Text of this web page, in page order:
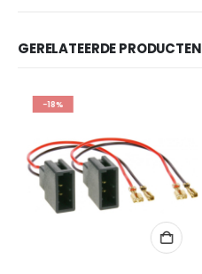
GERELATEERDE PRODUCTEN
-18%